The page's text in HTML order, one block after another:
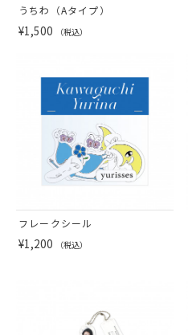
うちわ（Aタイプ）
¥1,500 （税込）
フレークシール
¥1,200 （税込）